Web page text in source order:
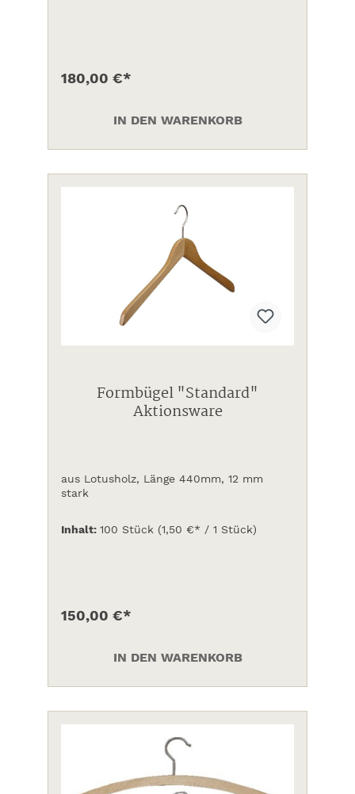
180,00 €*
IN DEN WARENKORB
Formbügel "Standard"
Aktionsware
aus Lotusholz, Länge 440mm, 12 mm
stark
Inhalt: 100 Stück (1,50 €* / 1 Stück)
150,00 €*
IN DEN WARENKORB